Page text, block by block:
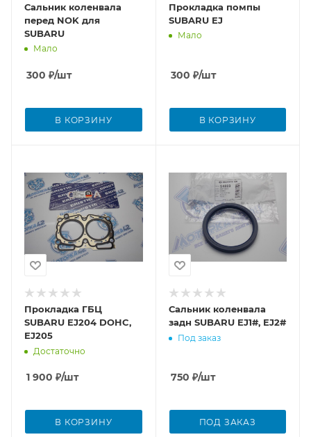
Сальник коленвала
перед NOK для
SUBARU
Мало
300 ₽/шт
В КОРЗИНУ
Прокладка помпы
SUBARU EJ
Мало
300 ₽/шт
В КОРЗИНУ
Прокладка ГБЦ
SUBARU EJ204 DOHC,
EJ205
Достаточно
1 900 ₽/шт
В КОРЗИНУ
Сальник коленвала
задн SUBARU EJ1#, EJ2#
Под заказ
750 ₽/шт
ПОД ЗАКАЗ